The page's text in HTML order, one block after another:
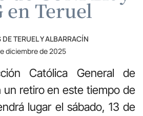
en Teruel
TERUEL Y ALBARRACÍN
diciembre de 2025
Católica General de
un retiro en este tiempo de
lugar el sábado, 13 de